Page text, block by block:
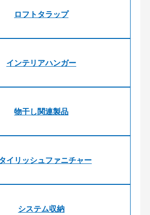
ロフトタラップ
インテリアハンガー
物干し関連製品
イリッシュファニチャー
システム収納